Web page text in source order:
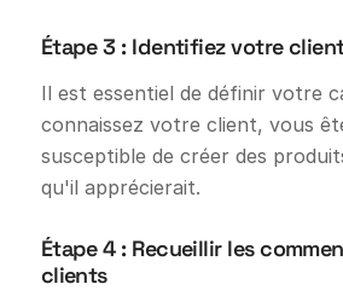
Étape 3 : Identifiez votre
Il est essentiel de définir votre
connaissez votre client, vous
susceptible de créer des
qu'il apprécierait.
Étape 4 : Recueillir les
clients